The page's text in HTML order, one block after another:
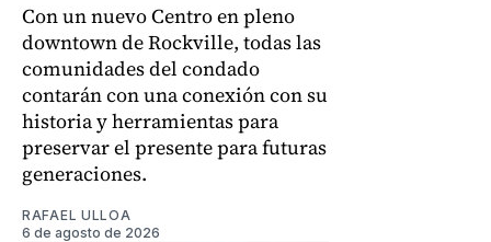
Con un nuevo Centro en pleno
downtown de Rockville, todas las
comunidades del condado
contarán con una conexión con su
historia y herramientas para
preservar el presente para futuras
generaciones.
RAFAEL ULLOA
6 de agosto de 2026